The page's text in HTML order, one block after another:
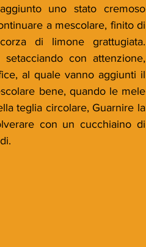
uno stato cremoso
a mescolare, finito di
di limone grattugiata.
con attenzione,
al quale vanno aggiunti il
bene, quando le mele
teglia circolare, Guarnire la
con un cucchiaino di